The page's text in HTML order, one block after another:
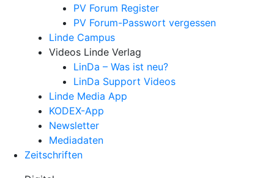
PV Forum Register
PV Forum-Passwort vergessen
Linde Campus
Videos Linde Verlag
LinDa – Was ist neu?
LinDa Support Videos
Linde Media App
KODEX-App
Newsletter
Mediadaten
Zeitschriften